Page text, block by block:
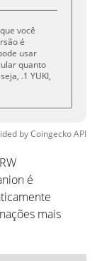
você
é
usar
quanto
.1 YUKI,
byCoingeckoAPI
é
mais